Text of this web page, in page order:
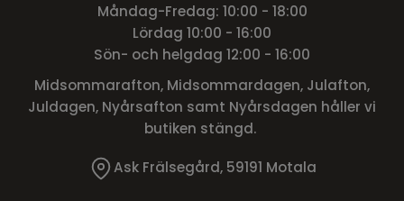
Måndag-Fredag: 10:00 - 18:00
Lördag 10:00 - 16:00
Sön- och helgdag 12:00 - 16:00
Midsommarafton, Midsommardagen, Julafton,
Juldagen, Nyårsafton samt Nyårsdagen håller vi
butiken stängd.
Ask Frälsegård, 59191 Motala